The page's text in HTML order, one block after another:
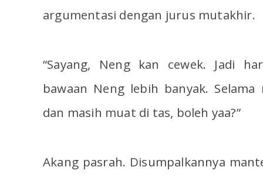
argumentasi dengan jurus mutakhir.
“Sayang, Neng kan cewek. Jadi
bawaan Neng lebih banyak.
dan masih muat di tas, boleh yaa?”
Akang pasrah. Disumpalkannya